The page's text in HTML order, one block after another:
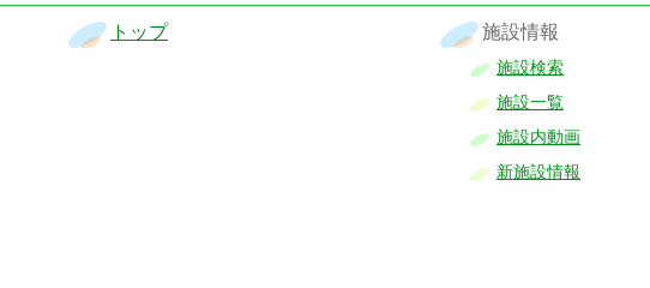
トップ 施設情報
施設検索
施設一覧
施設内動画
新施設情報